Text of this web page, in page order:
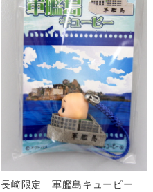
長崎限定 軍艦島キューピー